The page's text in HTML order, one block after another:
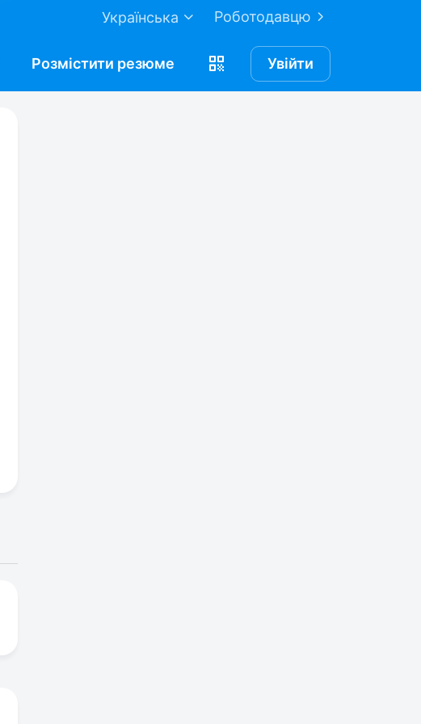
Роботодавцю
Українська
Розмістити резюме Увійти